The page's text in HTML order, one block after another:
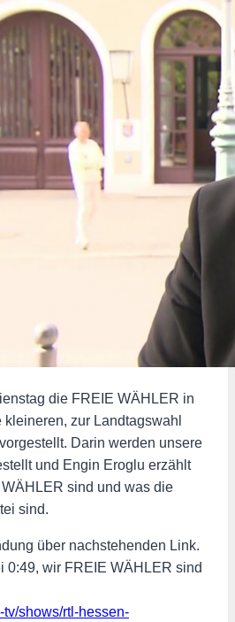
die FREIE WÄHLER in
zur Landtagswahl
Darin werden unsere
und Engin Eroglu erzählt
sind und was die
sind.
über nachstehenden Link.
0:49, wir FREIE WÄHLER sind
tv/shows/rtl-hessen-